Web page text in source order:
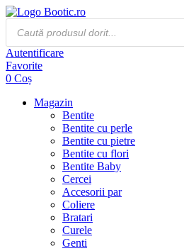
Products
search
Autentificare
Favorite
0 Coș
Magazin
Bentite
Bentite cu perle
Bentite cu pietre
Bentite cu flori
Bentite Baby
Cercei
Accesorii par
Coliere
Bratari
Curele
Genti